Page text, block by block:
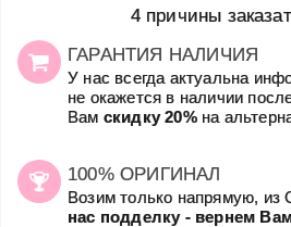
4 причины
ГАРАНТИЯ НАЛИЧИЯ
У нас всегда актуальна
не окажется в наличии
Вам скидку 20%на
100% ОРИГИНАЛ
Возим только напрямую,
нас подделку - вернем